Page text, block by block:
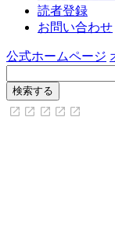
読者登録
お問い合わせ
公式ホームページ